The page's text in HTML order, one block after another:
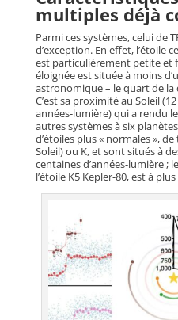
multiples déjà
Parmi ces systèmes, celui de
d’exception. En effet, l’étoile
est particulièrement petite et
éloignée est située à moins
astronomique – le quart de la
C’est sa proximité au Soleil
années-lumière) qui a rendu
autres systèmes à six
d’étoiles plus « normales »,
Soleil) ou K, et sont situés à
centaines d’années-lumière ;
l’étoile K5 Kepler-80, est à